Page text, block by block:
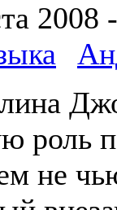
2008
роль
не